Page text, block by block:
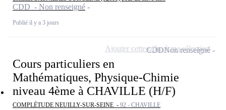
CDD - Non renseigné
Publié il y a 3 jours
Cours particuliers en
Mathématiques, Physique-Chimie
niveau 4ème à CHAVILLE (H/F)
COMPLÉTUDE NEUILLY-SUR-SEINE - 92 - CHAVILLE
CDDNon renseigné
Ajouter cette offre à ma sélection